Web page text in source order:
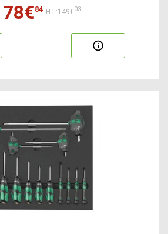
84 HT:149€03